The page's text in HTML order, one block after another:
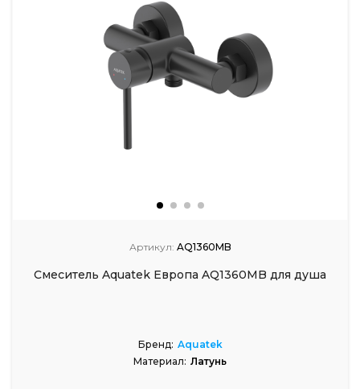
Артикул: AQ1360MB
Смеситель Aquatek Европа AQ1360MB для душа
Бренд: Aquatek
Материал: Латунь